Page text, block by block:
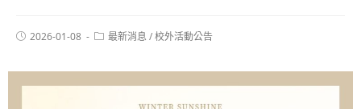
2026-01-08 最新消息 /校外活動公告